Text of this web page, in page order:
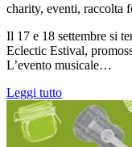
charity, eventi, raccolta
Il 17 e 18 settembre si
Eclectic Estival,
L’evento musicale…
Leggi tutto